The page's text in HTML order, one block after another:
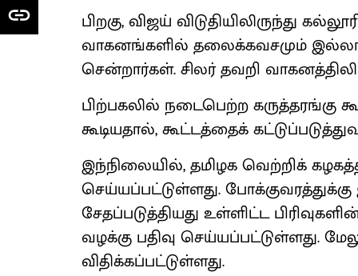
பிறகு, விஜய் விடுதியிலிருந்து
வாகனங்களில் தலைக்கவசமும்
சென்றார்கள். சிலர் தவறி
பிற்பகலில் நடைபெற்ற
கூடியதால், கூட்டத்தைக்
இந்நிலையில், தமிழக வெற்றிக்
செய்யப்பட்டுள்ளது.
சேதப்படுத்தியது உள்ளிட்ட
வழக்கு பதிவு செய்யப்பட்டுள்ளது.
விதிக்கப்பட்டுள்ளது.